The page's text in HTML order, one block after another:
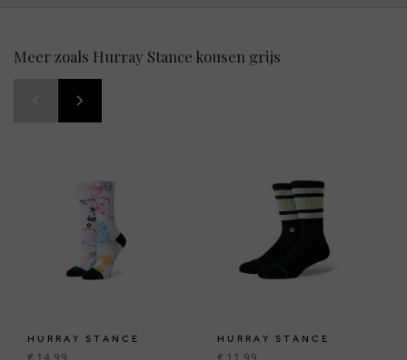
Meer zoals Hurray Stance kousen grijs
HURRAY STANCE
€ 14,99
HURRAY STANCE
€ 11,99